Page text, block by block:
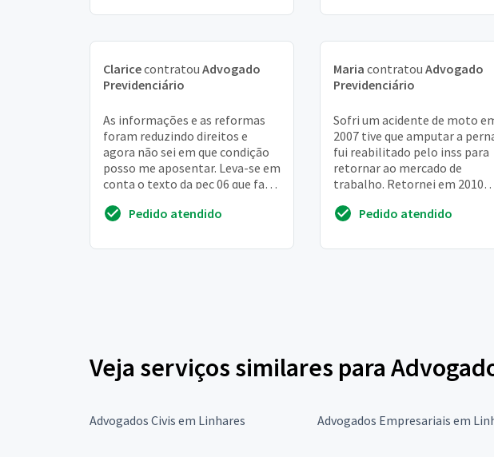
Claricecontratou Advogado
Previdenciário
As informações e as reformas
foram reduzindo direitos e
agora não sei em que condição
posso me aposentar. Leva-se em
conta o texto da pec 06 que fala
que fa...Pedido atendido
Maria contratou Advogado
Previdenciário
Sofri um acidente de moto
2007 tive que amputar a
fui reabilitado pelo inss para
retornar ao mercado de
trabalho. Retornei em 2010
informado pelo in...
Pedido atendido
Veja serviços similares para
Advogados Civis em Linhares Advogados Empresariais em